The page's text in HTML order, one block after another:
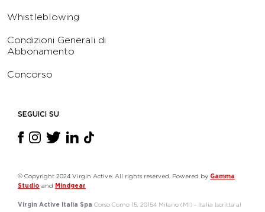
Whistleblowing
Condizioni Generali di
Abbonamento
Concorso
SEGUICI SU
© Copyright 2024 Virgin Active. All rights reserved. Powered by Gamma
Studio and Mindgear
Virgin Active Italia Spa Corso Como 15, 20154 Milano (MI) - Italia Iscritta al